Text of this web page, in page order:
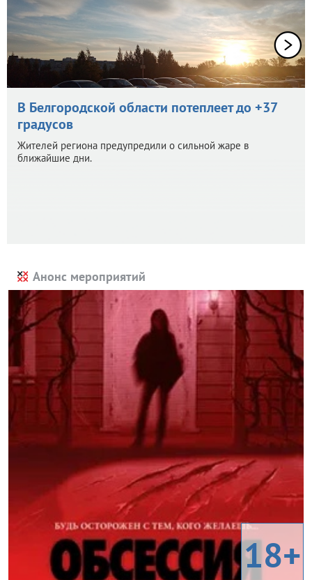
В Белгородской области потеплеет до +37
градусов
Жителей региона предупредили о сильной жаре в
ближайшие дни.
Анонс мероприятий
18+